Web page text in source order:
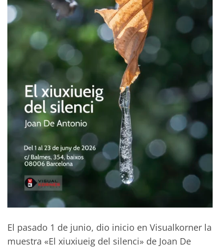
El pasado 1 de junio, dio inicio en Visualkorner la
muestra «El xiuxiueig del silenci» de Joan De